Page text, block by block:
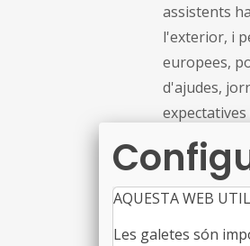
assistents
l'exterior, i
europees,
d'ajudes,
Cal
Unió
demandes.
AQUESTA WEB
Les galetes són